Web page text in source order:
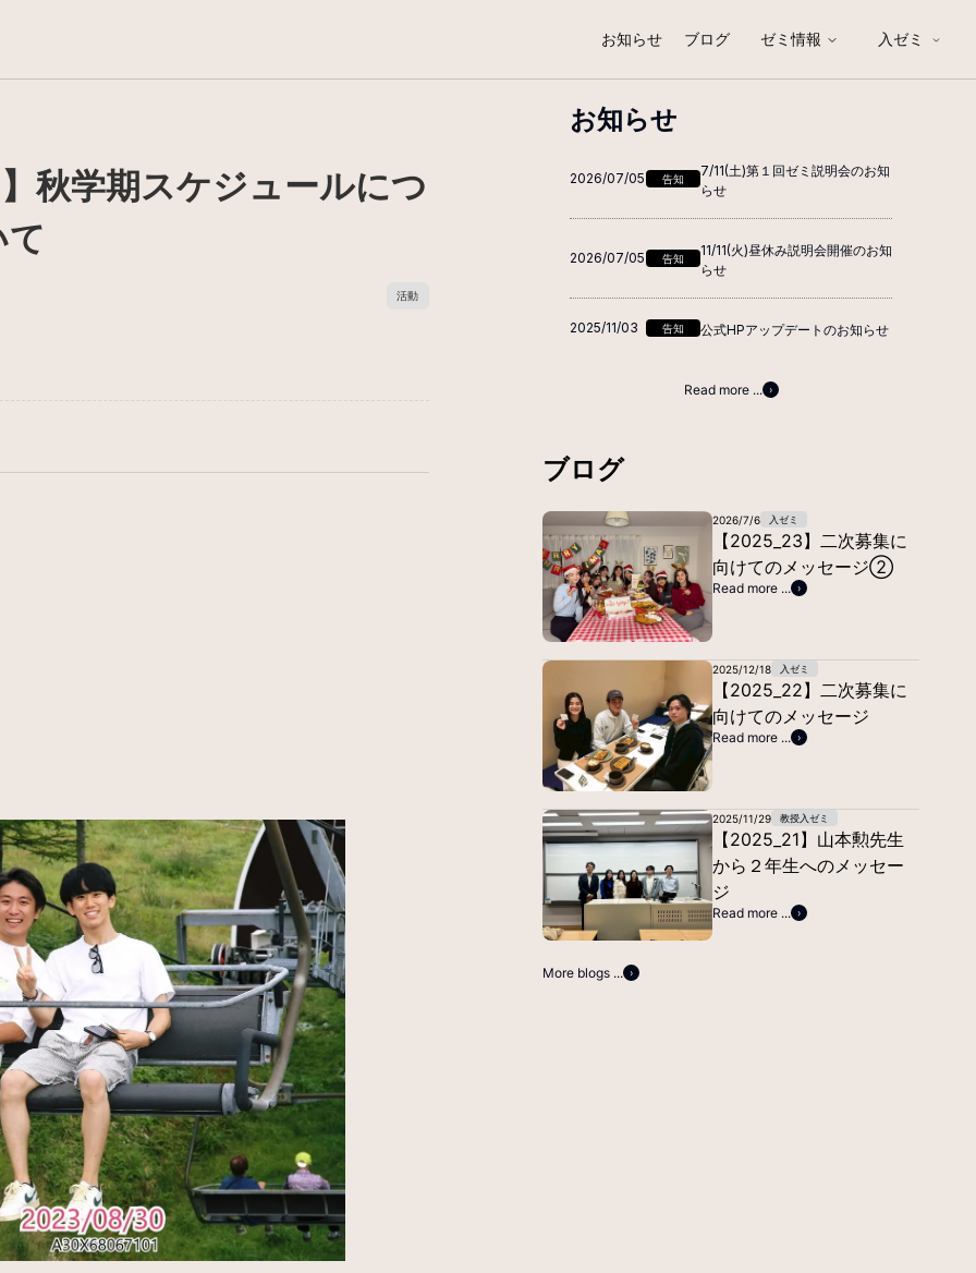
お知らせ ブログ ゼミ情報 入ゼミ
秋学期スケジュールにつ
活動
お知らせ
2026/07/05 告知
7/11(土)第１回ゼミ説明会のお知
らせ
2026/07/05 告知
11/11(火)昼休み説明会開催のお知
らせ
2025/11/03 告知 公式HPアップデートのお知らせ
Read more ...
ブログ
2026/7/6 入ゼミ
【2025_23】二次募集に
向けてのメッセージ②
Read more ...
2025/12/18 入ゼミ
【2025_22】二次募集に
向けてのメッセージ
Read more ...
2025/11/29 教授入ゼミ
【2025_21】山本勲先生
から２年生へのメッセー
ジ
Read more ...
More blogs ...